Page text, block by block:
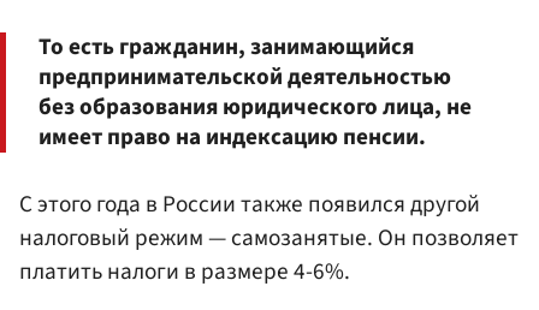
То есть гражданин, занимающийся
предпринимательской деятельностью
без образования юридического лица, не
имеет право на индексацию пенсии.
С этого года в России также появился другой
налоговый режим — самозанятые. Он позволяет
платить налоги в размере 4-6%.